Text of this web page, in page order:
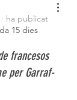
· ha publicat
15 dies
francesos
per Garraf-